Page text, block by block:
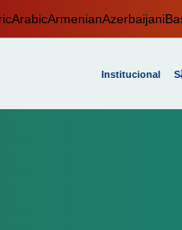
ArabicArmenianAzerbaijani
Institucional